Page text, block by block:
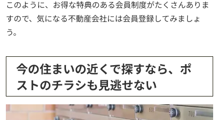
このように、お得な特典のある会員制度がたくさんありま
すので、気になる不動産会社には会員登録してみましょ
う。
今の住まいの近くで探すなら、ポ
ストのチラシも見逃せない